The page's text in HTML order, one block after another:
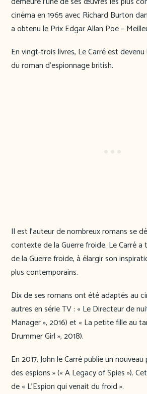
cinéma en 1965 avec Richard Burton
a obtenu le Prix Edgar Allan Poe –
En vingt-trois livres, Le Carré est
du roman d’espionnage british.
Il est l’auteur de nombreux romans se
contexte de la Guerre froide. Le Carré a
de la Guerre froide, à élargir son
plus contemporains.
Dix de ses romans ont été adaptés au
autres en série TV : « Le Directeur de
Manager », 2016) et « La petite fille au
Drummer Girl », 2018).
En 2017, John le Carré publie un
des espions » (« A Legacy of Spies »).
de « L’Espion qui venait du froid ».